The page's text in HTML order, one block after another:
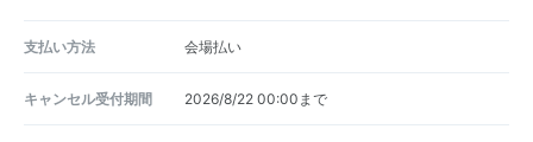
支払い方法 会場払い
キャンセル受付期間 2026/8/22 00:00まで